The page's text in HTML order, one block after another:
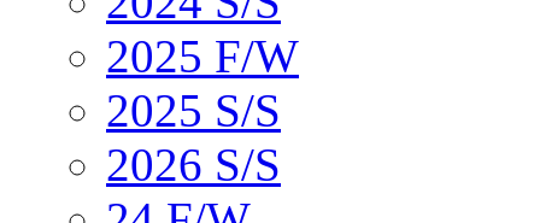
2025 F/W
2025 S/S
2026 S/S